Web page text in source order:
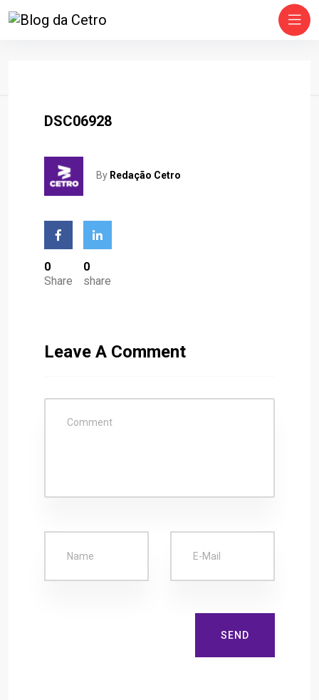
DSC06928
By Redação Cetro
0
Share
0
share
Leave A Comment
SEND